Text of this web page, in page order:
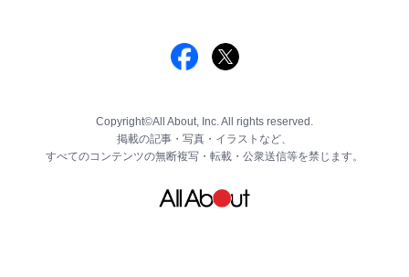
Copyright©All About, Inc. All rights reserved.
掲載の記事・写真・イラストなど、
すべてのコンテンツの無断複写・転載・公衆送信等を禁じます。